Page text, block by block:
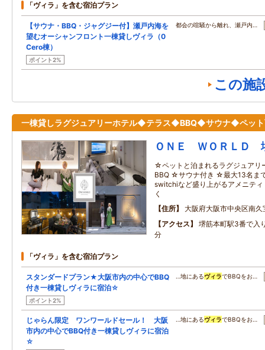
「ヴィラ」を含む宿泊プラン
【サウナ・BBQ・ジャグジー付】瀬戸内海を
望むオーシャンフロント一棟貸しヴィラ（0
Cero棟）
ポイント2%
都会の喧騒から離れ、瀬戸内…
この施
一棟貸しラグジュアリーホテル◆テラス◆BBQ◆サウナ◆ペッ
ＯＮＥ ＷＯＲＬＤ
☆ペットと泊まれるラグジュア
BBQ ☆サウナ付き ☆最大13名ま
switchiなど盛り上がるアメニテ
く
住所
大阪府大阪市中央区南
アクセス
堺筋本町駅3番で入
分
「ヴィラ」を含む宿泊プラン
スタンダードプラン★大阪市内の中心でBBQ
付き一棟貸しヴィラに宿泊☆
ポイント2%
…地にあるヴィラでBBQをお…
じゃらん限定 ワンワールドセール！ 大阪
市内の中心でBBQ付き一棟貸しヴィラに宿泊
☆
…地にあるヴィラでBBQをお…